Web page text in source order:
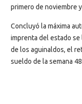
primero de noviembre
Concluyó la máxima
imprenta del estado se
de los aguinaldos, el
sueldo de la semana